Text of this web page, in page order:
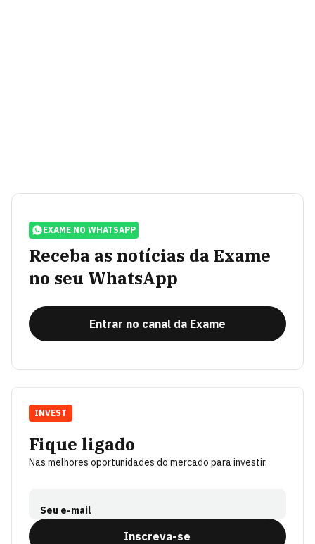
EXAME NO WHATSAPP
Receba as notícias da Exame
no seu WhatsApp
Entrar no canal da Exame
Fique ligado
Nas melhores oportunidades do mercado para investir.
Seu e-mail
Inscreva-se
INVEST